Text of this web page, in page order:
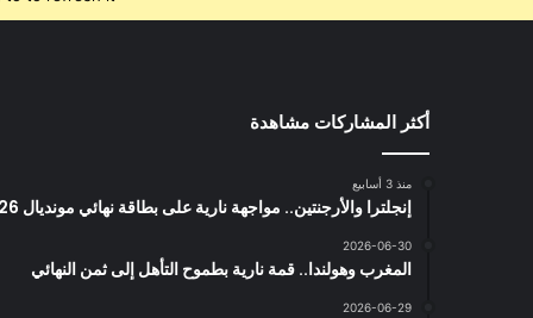
أكثر المشاركات مشاهدة
منذ 3 أسابيع
إنجلترا والأرجنتين.. مواجهة نارية على بطاقة نهائي مونديال 2026
2026-06-30
المغرب وهولندا.. قمة نارية بطموح التأهل إلى ثمن النهائي
2026-06-29